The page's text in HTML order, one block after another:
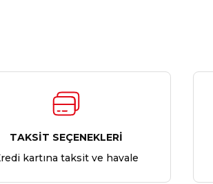
TAKSİT SEÇENEKLERİ
kartına taksit ve havale